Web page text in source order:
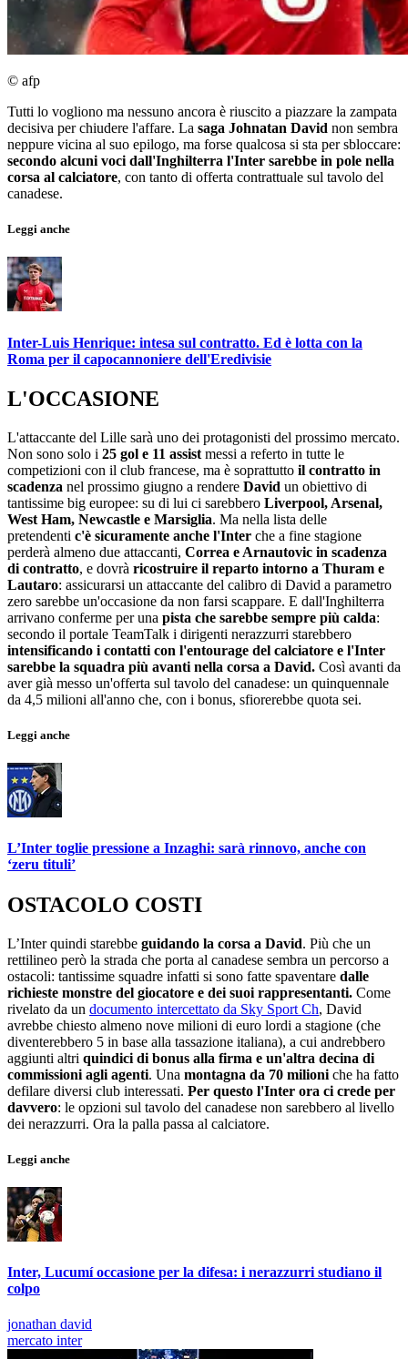
© afp
Tutti lo vogliono ma nessuno ancora è riuscito a piazzare la zampata
decisiva per chiudere l'affare. La saga Johnatan David non sembra
neppure vicina al suo epilogo, ma forse qualcosa si sta per sbloccare:
secondo alcuni voci dall'Inghilterra l'Inter sarebbe in pole nella
corsa al calciatore, con tanto di offerta contrattuale sul tavolo del
canadese.
Leggi anche
Inter-Luis Henrique: intesa sul contratto. Ed è lotta con la
Roma per il capocannoniere dell'Eredivisie
L'OCCASIONE
L'attaccante del Lille sarà uno dei protagonisti del prossimo mercato.
Non sono solo i 25 gol e 11 assist messi a referto in tutte le
competizioni con il club francese, ma è soprattutto il contratto in
scadenza nel prossimo giugno a rendere David un obiettivo di
tantissime big europee: su di lui ci sarebbero Liverpool, Arsenal,
West Ham, Newcastle e Marsiglia. Ma nella lista delle
pretendenti c'è sicuramente anche l'Inter che a fine stagione
perderà almeno due attaccanti, Correa e Arnautovic in scadenza
di contratto, e dovrà ricostruire il reparto intorno a Thuram e
Lautaro: assicurarsi un attaccante del calibro di David a parametro
zero sarebbe un'occasione da non farsi scappare. E dall'Inghilterra
arrivano conferme per una pista che sarebbe sempre più calda:
secondo il portale TeamTalk i dirigenti nerazzurri starebbero
intensificando i contatti con l'entourage del calciatore e l'Inter
sarebbe la squadra più avanti nella corsa a David. Così avanti da
aver già messo un'offerta sul tavolo del canadese: un quinquennale
da 4,5 milioni all'anno che, con i bonus, sfiorerebbe quota sei.
Leggi anche
L’Inter toglie pressione a Inzaghi: sarà rinnovo, anche con
‘zeru tituli’
OSTACOLO COSTI
L’Inter quindi starebbe guidando la corsa a David. Più che un
rettilineo però la strada che porta al canadese sembra un percorso a
ostacoli: tantissime squadre infatti si sono fatte spaventare dalle
richieste monstre del giocatore e dei suoi rappresentanti. Come
rivelato da un documento intercettato da Sky Sport Ch, David
avrebbe chiesto almeno nove milioni di euro lordi a stagione (che
diventerebbero 5 in base alla tassazione italiana), a cui andrebbero
aggiunti altri quindici di bonus alla firma e un'altra decina di
commissioni agli agenti. Una montagna da 70 milioni che ha fatto
defilare diversi club interessati. Per questo l'Inter ora ci crede per
davvero: le opzioni sul tavolo del canadese non sarebbero al livello
dei nerazzurri. Ora la palla passa al calciatore.
Leggi anche
Inter, Lucumí occasione per la difesa: i nerazzurri studiano il
colpo
jonathan david
mercato inter